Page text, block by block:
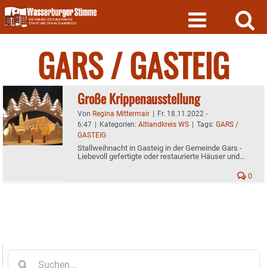
Skip
to
content
GARS / GASTEIG
Große Krippenausstellung
Von Regina Mittermair | Fr. 18.11.2022 -
6:47 | Kategorien: Altlandkreis WS | Tags: GARS /
GASTEIG
Stallweihnacht in Gasteig in der Gemeinde Gars -
Liebevoll gefertigte oder restaurierte Häuser und
0